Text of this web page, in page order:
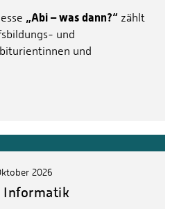
„Abi – was dann?“ zählt
und
und
2026
Informatik